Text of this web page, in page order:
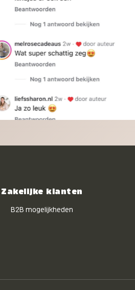
Zakelijke klanten
B2B mogelijkheden